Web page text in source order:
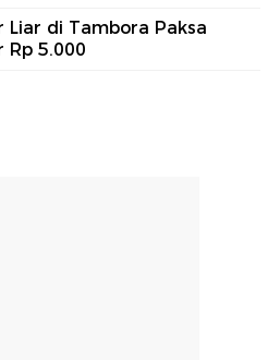
Liar di Tambora Paksa
Rp 5.000